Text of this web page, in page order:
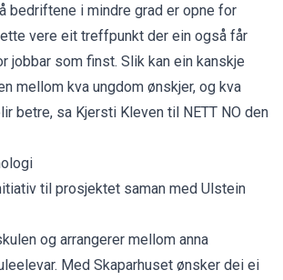
bedriftene i mindre grad er opne for
vere eit treffpunkt der ein også får
jobbar som finst. Slik kan ein kanskje
mellom kva ungdom ønskjer, og kva
betre, sa Kjersti Kleven til NETT NO den
til prosjektet saman med Ulstein
og arrangerer mellom anna
Med Skaparhuset ønsker dei ei